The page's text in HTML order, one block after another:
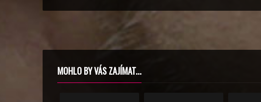
MOHLO BY VÁS ZAJÍMAT...